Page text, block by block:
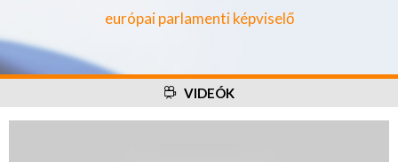
európai parlamenti képviselő
VIDEÓK